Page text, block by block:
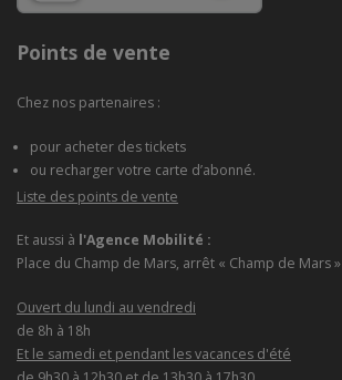
Points de vente
Chez nos partenaires :
pour acheter des tickets
ou recharger votre carte d’abonné.
Liste des points de vente
Et aussi à l'Agence Mobilité :
Place du Champ de Mars, arrêt « Champ de Mars »
Ouvert du lundi au vendredi
de 8h à 18h
Et le samedi et pendant les vacances d'été